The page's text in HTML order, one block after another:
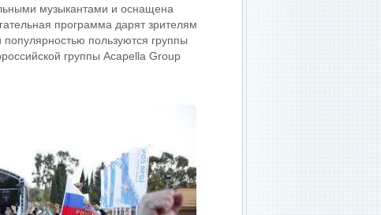
музыкантами и оснащена
программа дарят зрителям
пользуются группы
группы Acapella Group